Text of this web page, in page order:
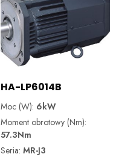
HA-LP6014B
Moc (W): 6kW
Moment obrotowy (Nm):
57.3Nm
Seria:MR-J3